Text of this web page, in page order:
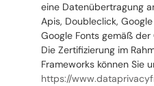
eine Datenübertragung
Apis, Doubleclick,
Google Fonts gemäß
Die Zertifizierung im
Frameworks können Sie
https://